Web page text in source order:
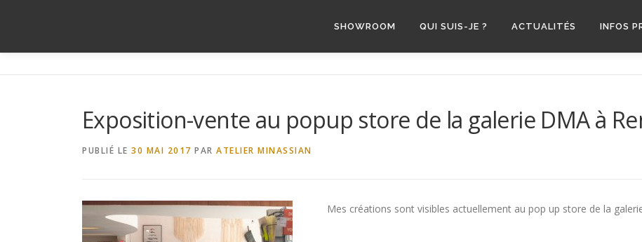
SHOWROOM QUI SUIS-JE ? ACTUALITÉS INFOS
Exposition-vente au popup store de la galerie DMA à
PUBLIÉ LE 30 MAI 2017 PAR ATELIER MINASSIAN
Mes créations sont visibles actuellement au pop up store de la